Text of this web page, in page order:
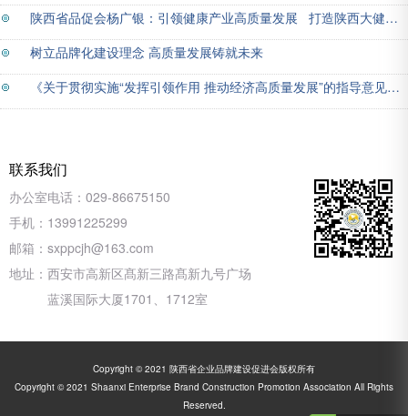
陕西省品促会杨广银：引领健康产业高质量发展 打造陕西大健康知名品牌
树立品牌化建设理念 高质量发展铸就未来
《关于贯彻实施“发挥引领作用 推动经济高质量发展”的指导意见》（国品会【2019】4号）
联系我们
办公室电话： 029-86675150
手机： 13991225299
邮箱： sxppcjh@163.com
地址： 西安市高新区髙新三路髙新九号广场
蓝溪国际大厦1701、1712室
Copyright © 2021 陕西省企业品牌建设促进会版权所有
Copyright © 2021 Shaanxi Enterprise Brand Construction Promotion Association All Rights
Reserved.